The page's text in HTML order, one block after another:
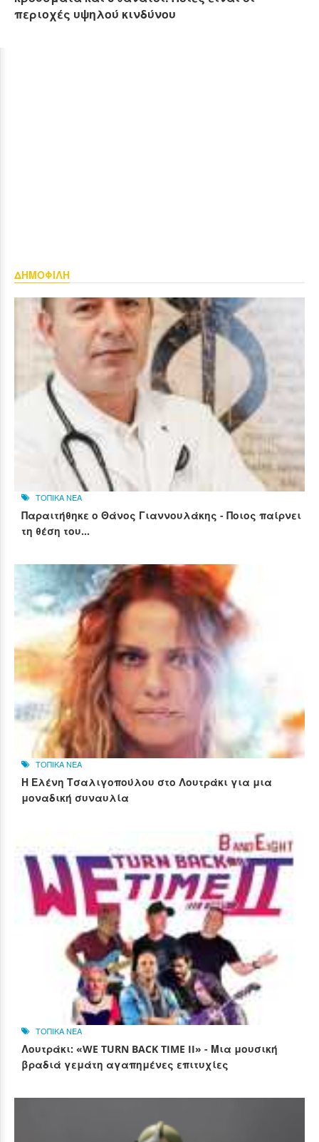
περιοχές υψηλού κινδύνου
ΔΗΜΟΦΙΛΗ
ΤΟΠΙΚΑ ΝΕΑ
Παραιτήθηκε ο Θάνος Γιαννουλάκης - Ποιος παίρνει
τη θέση του...
ΤΟΠΙΚΑ ΝΕΑ
Η Ελένη Τσαλιγοπούλου στο Λουτράκι για μια
μοναδική συναυλία
ΤΟΠΙΚΑ ΝΕΑ
Λουτράκι: «WE TURN BACK TIME II» - Μια μουσική
βραδιά γεμάτη αγαπημένες επιτυχίες